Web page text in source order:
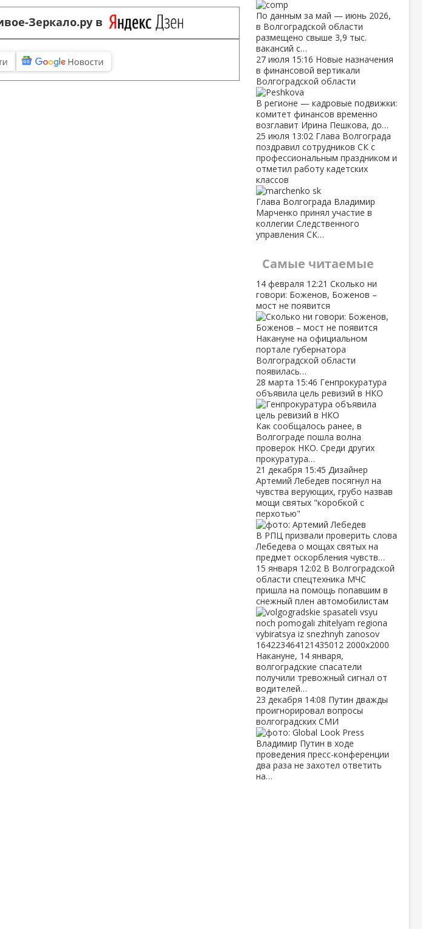
Зеркало.ру в
По данным за май — июнь 2026,
в Волгоградской области
размещено свыше 3,9 тыс.
вакансий с…
27 июля 15:16 Новые назначения
в финансовой вертикали
Волгоградской области
В регионе — кадровые подвижки:
комитет финансов временно
возглавит Ирина Пешкова, до…
25 июля 13:02 Глава Волгограда
поздравил сотрудников СК с
профессиональным праздником и
отметил работу кадетских
классов
Глава Волгограда Владимир
Марченко принял участие в
коллегии Следственного
управления СК…
Самые читаемые
14 февраля 12:21 Сколько ни
говори: Боженов, Боженов –
мост не появится
Накануне на официальном
портале губернатора
Волгоградской области
появилась…
28 марта 15:46 Генпрокуратура
объявила цель ревизий в НКО
Как сообщалось ранее, в
Волгограде пошла волна
проверок НКО. Среди других
прокуратура…
21 декабря 15:45 Дизайнер
Артемий Лебедев посягнул на
чувства верующих, грубо назвав
мощи святых "коробкой с
перхотью"
В РПЦ призвали проверить слова
Лебедева о мощах святых на
предмет оскорбления чувств…
15 января 12:02 В Волгоградской
области спецтехника МЧС
пришла на помощь попавшим в
снежный плен автомобилистам
Накануне, 14 января,
волгоградские спасатели
получили тревожный сигнал от
водителей…
23 декабря 14:08 Путин дважды
проигнорировал вопросы
волгоградских СМИ
Владимир Путин в ходе
проведения пресс-конференции
два раза не захотел ответить
на…